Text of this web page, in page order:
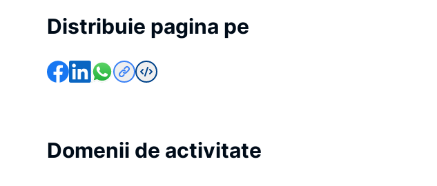
Distribuie pagina pe
Domenii de activitate